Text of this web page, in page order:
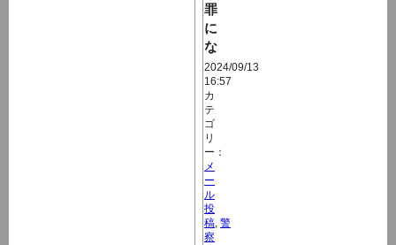
罪
に
な
2024/09/13
16:57
カ
テ
ゴ
リ
ー：
メ
ー
ル
投
稿 警
察